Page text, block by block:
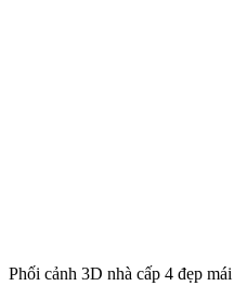
Phối cảnh 3D nhà cấp 4 đẹp